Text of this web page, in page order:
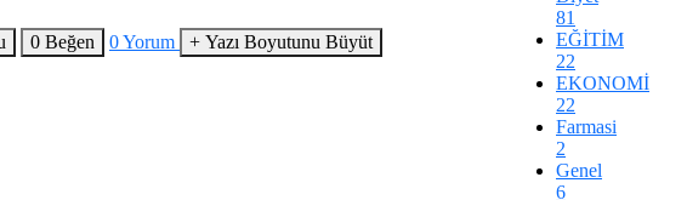
0 Beğen 0Yorum + Yazı Boyutunu Büyüt
81
EĞİTİM
22
EKONOMİ
22
Farmasi
2
Genel
6